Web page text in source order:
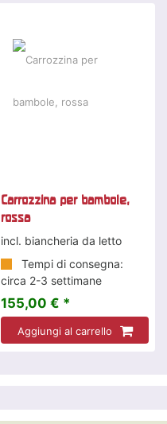
Carrozzina per bambole,
rossa
incl. biancheria da letto
Tempi di consegna:
circa 2-3 settimane
155,00 € *
Aggiungi al carrello